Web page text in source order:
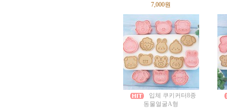
7,000원
입체 쿠키커터8종
동물얼굴A형